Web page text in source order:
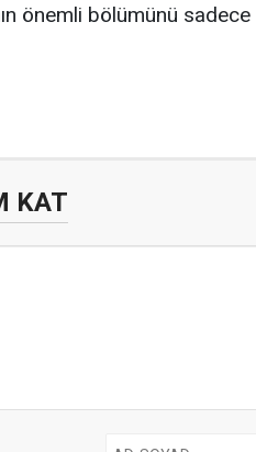
önemli bölümünü
KAT